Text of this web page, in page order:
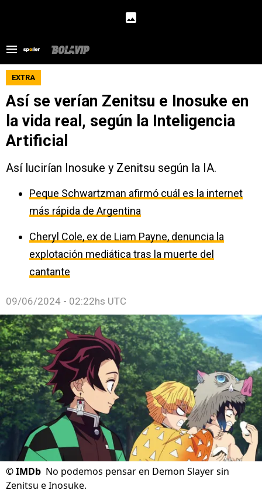
EXTRA
Así se verían Zenitsu e Inosuke en
la vida real, según la Inteligencia
Artificial
Así lucirían Inosuke y Zenitsu según la IA.
Peque Schwartzman afirmó cuál es la internet
más rápida de Argentina
Cheryl Cole, ex de Liam Payne, denuncia la
explotación mediática tras la muerte del
cantante
09/06/2024 - 02:22hs UTC
©IMDb No podemos pensar en Demon Slayer sin
Zenitsu e Inosuke.